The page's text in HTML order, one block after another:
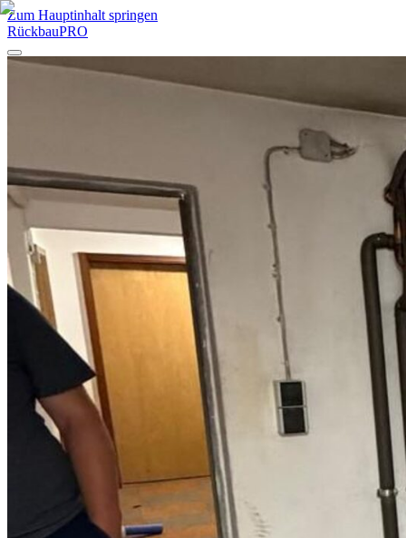
Zum Hauptinhalt springen
RückbauPRO